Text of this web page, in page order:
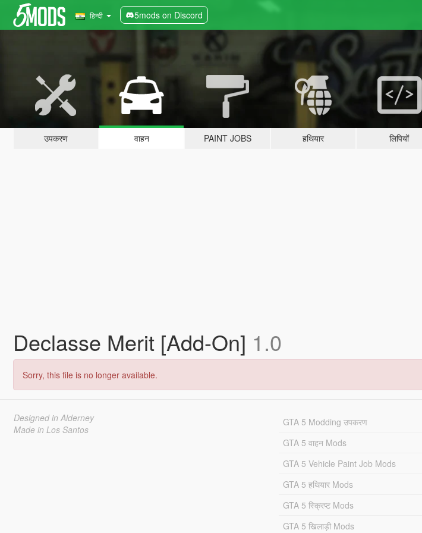
हिन्दी 5mods on Discord
उपकरण वाहन PAINT JOBS हथियार लिपियों
Declasse Merit [Add-On] 1.0
Sorry, this file is no longer available.
Designed in Alderney
Made in Los Santos
GTA 5 Modding उपकरण
GTA 5 वाहन Mods
GTA 5 Vehicle Paint Job Mods
GTA 5 हथियार Mods
GTA 5 स्क्रिप्ट Mods
GTA 5 खिलाड़ी Mods